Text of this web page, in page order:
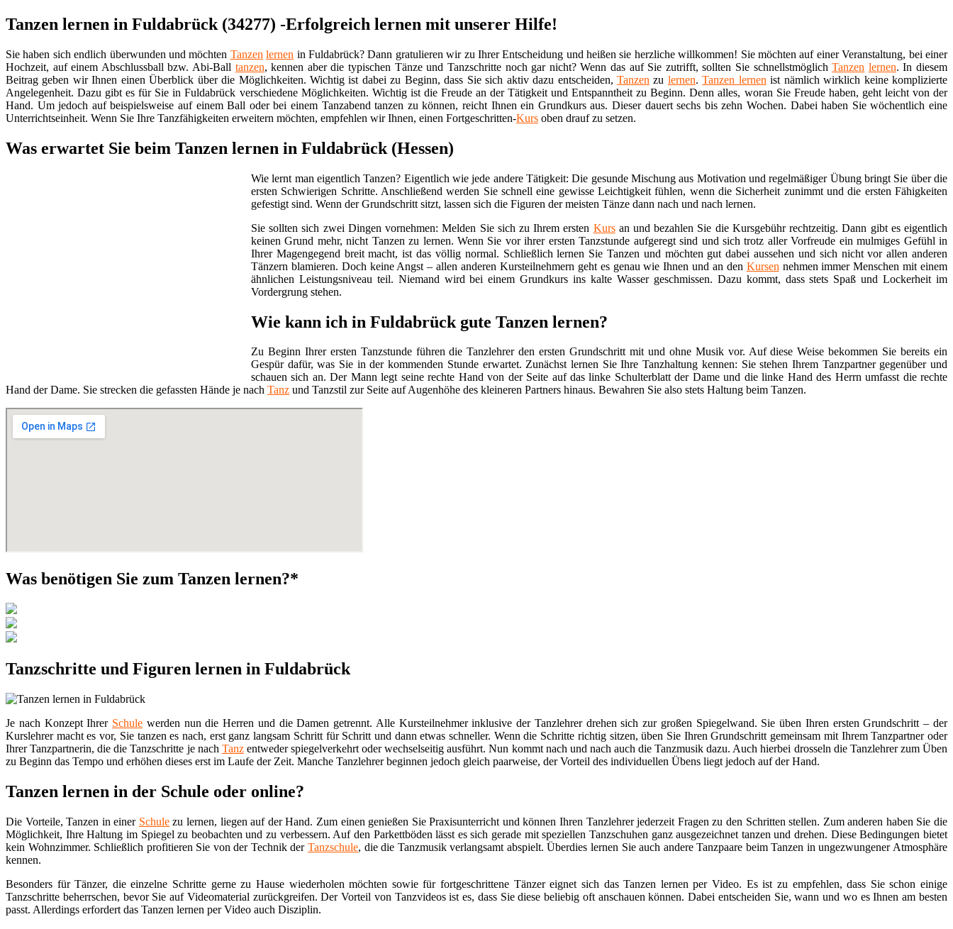
Tanzen lernen in Fuldabrück (34277) -Erfolgreich lernen mit unserer Hilfe!
Sie haben sich endlich überwunden und möchten Tanzen lernen in Fuldabrück? Dann gratulieren wir zu Ihrer Entscheidung und heißen sie herzliche willkommen! Sie möchten auf einer Veranstaltung, bei einer
Hochzeit, auf einem Abschlussball bzw. Abi-Ball tanzen, kennen aber die typischen Tänze und Tanzschritte noch gar nicht? Wenn das auf Sie zutrifft, sollten Sie schnellstmöglichTanzen lernen. In diesem
Beitrag geben wir Ihnen einen Überblick über die Möglichkeiten. Wichtig ist dabei zu Beginn, dass Sie sich aktiv dazu entscheiden, Tanzen zu lernen.Tanzen lernen ist nämlich wirklich keine komplizierte
Angelegenheit. Dazu gibt es für Sie in Fuldabrück verschiedene Möglichkeiten. Wichtig ist die Freude an der Tätigkeit und Entspanntheit zu Beginn. Denn alles, woran Sie Freude haben, geht leicht von der
Hand. Um jedoch auf beispielsweise auf einem Ball oder bei einem Tanzabend tanzen zu können, reicht Ihnen ein Grundkurs aus. Dieser dauert sechs bis zehn Wochen. Dabei haben Sie wöchentlich eine
Unterrichtseinheit. Wenn Sie Ihre Tanzfähigkeiten erweitern möchten, empfehlen wir Ihnen, einen Fortgeschritten-Kurs oben drauf zu setzen.
Was erwartet Sie beim Tanzen lernen in Fuldabrück (Hessen)
Wie lernt man eigentlich Tanzen? Eigentlich wie jede andere Tätigkeit: Die gesunde Mischung aus Motivation und regelmäßiger Übung bringt Sie über die
ersten Schwierigen Schritte. Anschließend werden Sie schnell eine gewisse Leichtigkeit fühlen, wenn die Sicherheit zunimmt und die ersten Fähigkeiten
gefestigt sind. Wenn der Grundschritt sitzt, lassen sich die Figuren der meisten Tänze dann nach und nach lernen.
Sie sollten sich zwei Dingen vornehmen: Melden Sie sich zu Ihrem ersten Kursan und bezahlen Sie die Kursgebühr rechtzeitig. Dann gibt es eigentlich
keinen Grund mehr, nicht Tanzen zu lernen. Wenn Sie vor ihrer ersten Tanzstunde aufgeregt sind und sich trotz aller Vorfreude ein mulmiges Gefühl in
Ihrer Magengegend breit macht, ist das völlig normal. Schließlich lernen Sie Tanzen und möchten gut dabei aussehen und sich nicht vor allen anderen
Tänzern blamieren. Doch keine Angst – allen anderen Kursteilnehmern geht es genau wie Ihnen und an den Kursen nehmen immer Menschen mit einem
ähnlichen Leistungsniveau teil. Niemand wird bei einem Grundkurs ins kalte Wasser geschmissen. Dazu kommt, dass stets Spaß und Lockerheit im
Vordergrung stehen.
Wie kann ich in Fuldabrück gute Tanzen lernen?
Zu Beginn Ihrer ersten Tanzstunde führen die Tanzlehrer den ersten Grundschritt mit und ohne Musik vor. Auf diese Weise bekommen Sie bereits ein
Gespür dafür, was Sie in der kommenden Stunde erwartet. Zunächst lernen Sie Ihre Tanzhaltung kennen: Sie stehen Ihrem Tanzpartner gegenüber und
schauen sich an. Der Mann legt seine rechte Hand von der Seite auf das linke Schulterblatt der Dame und die linke Hand des Herrn umfasst die rechte
Hand der Dame. Sie strecken die gefassten Hände je nach Tanz und Tanzstil zur Seite auf Augenhöhe des kleineren Partners hinaus. Bewahren Sie also stets Haltung beim Tanzen.
Was benötigen Sie zum Tanzen lernen?*
Tanzschritte und Figuren lernen in Fuldabrück
Je nach Konzept Ihrer Schule werden nun die Herren und die Damen getrennt. Alle Kursteilnehmer inklusive der Tanzlehrer drehen sich zur großen Spiegelwand. Sie üben Ihren ersten Grundschritt – der
Kurslehrer macht es vor, Sie tanzen es nach, erst ganz langsam Schritt für Schritt und dann etwas schneller. Wenn die Schritte richtig sitzen, üben Sie Ihren Grundschritt gemeinsam mit Ihrem Tanzpartner oder
Ihrer Tanzpartnerin, die die Tanzschritte je nach Tanzentweder spiegelverkehrt oder wechselseitig ausführt. Nun kommt nach und nach auch die Tanzmusik dazu. Auch hierbei drosseln die Tanzlehrer zum Üben
zu Beginn das Tempo und erhöhen dieses erst im Laufe der Zeit. Manche Tanzlehrer beginnen jedoch gleich paarweise, der Vorteil des individuellen Übens liegt jedoch auf der Hand.
Tanzen lernen in der Schule oder online?
Die Vorteile, Tanzen in einer Schulezu lernen, liegen auf der Hand. Zum einen genießen Sie Praxisunterricht und können Ihren Tanzlehrer jederzeit Fragen zu den Schritten stellen. Zum anderen haben Sie die
Möglichkeit, Ihre Haltung im Spiegel zu beobachten und zu verbessern. Auf den Parkettböden lässt es sich gerade mit speziellen Tanzschuhen ganz ausgezeichnet tanzen und drehen. Diese Bedingungen bietet
kein Wohnzimmer. Schließlich profitieren Sie von der Technik derTanzschule, die die Tanzmusik verlangsamt abspielt. Überdies lernen Sie auch andere Tanzpaare beim Tanzen in ungezwungener Atmosphäre
kennen.
Besonders für Tänzer, die einzelne Schritte gerne zu Hause wiederholen möchten sowie für fortgeschrittene Tänzer eignet sich das Tanzen lernen per Video. Es ist zu empfehlen, dass Sie schon einige
Tanzschritte beherrschen, bevor Sie auf Videomaterial zurückgreifen. Der Vorteil von Tanzvideos ist es, dass Sie diese beliebig oft anschauen können. Dabei entscheiden Sie, wann und wo es Ihnen am besten
passt. Allerdings erfordert das Tanzen lernen per Video auch Disziplin.